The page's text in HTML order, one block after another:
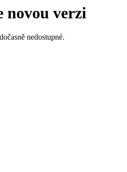
novou verzi
nedostupné.